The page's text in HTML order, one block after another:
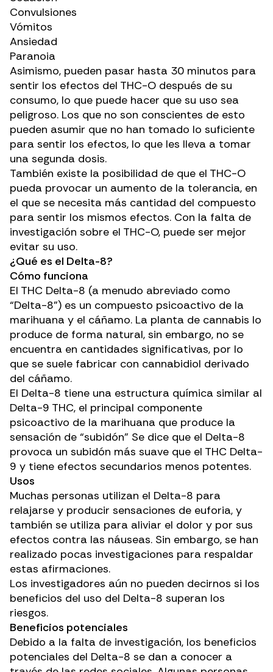
Convulsiones
Vómitos
Ansiedad
Paranoia
Asimismo, pueden pasar hasta 30 minutos para
sentir los efectos del THC-O después de su
consumo, lo que puede hacer que su uso sea
peligroso. Los que no son conscientes de esto
pueden asumir que no han tomado lo suficiente
para sentir los efectos, lo que les lleva a tomar
una segunda dosis.
También existe la posibilidad de que el THC-O
pueda provocar un aumento de la tolerancia, en
el que se necesita más cantidad del compuesto
para sentir los mismos efectos. Con la falta de
investigación sobre el THC-O, puede ser mejor
evitar su uso.
¿Qué es el Delta-8?
Cómo funciona
El THC Delta-8 (a menudo abreviado como
“Delta-8”) es un compuesto psicoactivo de la
marihuana y el cáñamo. La planta de cannabis lo
produce de forma natural, sin embargo, no se
encuentra en cantidades significativas, por lo
que se suele fabricar con cannabidiol derivado
del cáñamo.
El Delta-8 tiene una estructura química similar al
Delta-9 THC, el principal componente
psicoactivo de la marihuana que produce la
sensación de “subidón” Se dice que el Delta-8
provoca un subidón más suave que el THC Delta-
9 y tiene efectos secundarios menos potentes.
Usos
Muchas personas utilizan el Delta-8 para
relajarse y producir sensaciones de euforia, y
también se utiliza para aliviar el dolor y por sus
efectos contra las náuseas. Sin embargo, se han
realizado pocas investigaciones para respaldar
estas afirmaciones.
Los investigadores aún no pueden decirnos si los
beneficios del uso del Delta-8 superan los
riesgos.
Beneficios potenciales
Debido a la falta de investigación, los beneficios
potenciales del Delta-8 se dan a conocer a